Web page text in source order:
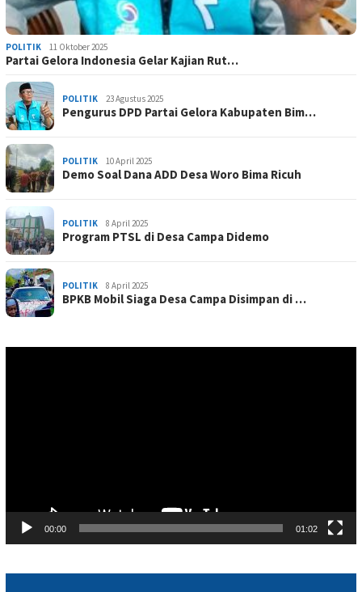
POLITIK 11 Oktober 2025
Partai Gelora Indonesia Gelar Kajian Rut…
POLITIK 23 Agustus 2025
Pengurus DPD Partai Gelora Kabupaten Bim…
POLITIK 10 April 2025
Demo Soal Dana ADD Desa Woro Bima Ricuh
POLITIK 8 April 2025
Program PTSL di Desa Campa Didemo
POLITIK 8 April 2025
BPKB Mobil Siaga Desa Campa Disimpan di …
00:00 01:02